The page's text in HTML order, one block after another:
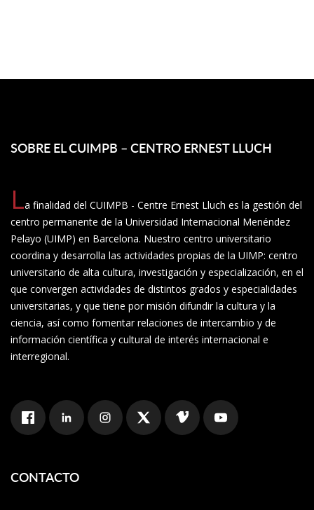
SOBRE EL CUIMPB – CENTRO ERNEST LLUCH
La finalidad del CUIMPB - Centre Ernest Lluch es la gestión del
centro permanente de la Universidad Internacional Menéndez
Pelayo (UIMP) en Barcelona. Nuestro centro universitario
coordina y desarrolla las actividades propias de la UIMP: centro
universitario de alta cultura, investigación y especialización, en el
que convergen actividades de distintos grados y especialidades
universitarias, y que tiene por misión difundir la cultura y la
ciencia, así como fomentar relaciones de intercambio y de
información científica y cultural de interés internacional e
interregional.
CONTACTO